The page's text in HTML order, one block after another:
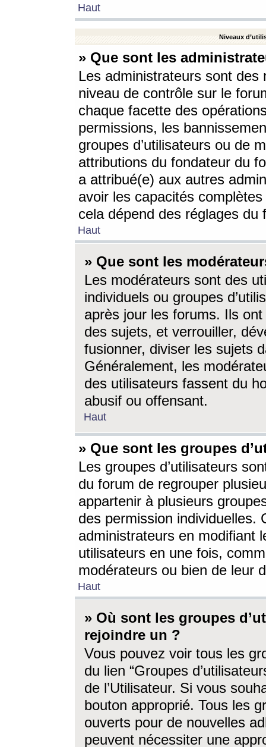
Haut
Niveaux
» Que sont les
Les administrateurs sont
niveau de contrôle sur le
chaque facette des
permissions, les
groupes d’utilisateurs ou de
attributions du fondateur du
a attribué(e) aux autres
avoir les capacités
cela dépend des réglages du
Haut
» Que sont les
Les modérateurs sont des
individuels ou groupes
après jour les forums. Ils ont
des sujets, et verrouiller,
fusionner, diviser les sujets
Généralement, les
des utilisateurs fassent du
abusif ou offensant.
Haut
» Que sont les groupes
Les groupes d’utilisateurs
du forum de regrouper
appartenir à plusieurs
des permission individuelles.
administrateurs en modifiant
utilisateurs en une fois,
modérateurs ou bien de leur
Haut
» Où sont les groupes
rejoindre un ?
Vous pouvez voir tous les
du lien “Groupes
de l’Utilisateur. Si vous
bouton approprié. Tous les
ouverts pour de nouvelles
peuvent nécessiter une